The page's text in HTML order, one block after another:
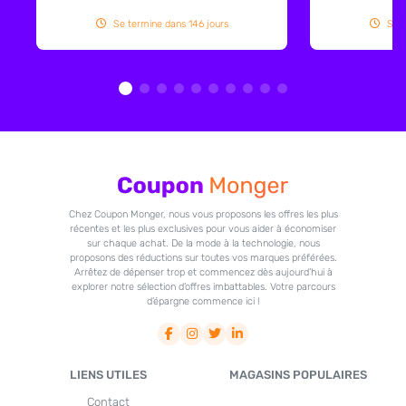
Se termine dans 146 jours Se
Chez Coupon Monger, nous vous proposons les offres les plus
récentes et les plus exclusives pour vous aider à économiser
sur chaque achat. De la mode à la technologie, nous
proposons des réductions sur toutes vos marques préférées.
Arrêtez de dépenser trop et commencez dès aujourd’hui à
explorer notre sélection d’offres imbattables. Votre parcours
d’épargne commence ici !
LIENS UTILES
Contact
MAGASINS POPULAIRES